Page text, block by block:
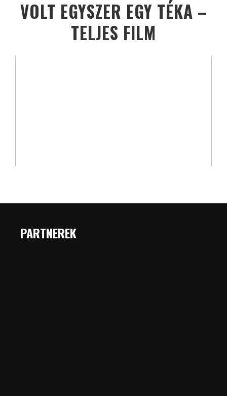
VOLT EGYSZER EGY TÉKA –
TELJES FILM
PARTNEREK